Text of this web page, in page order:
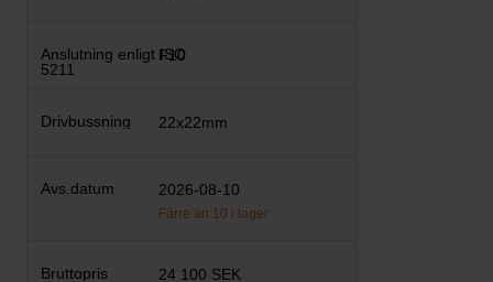
F10
22x22mm
2026-08-10
Färre än 10 i lager
24 100 SEK